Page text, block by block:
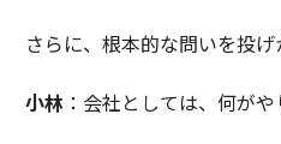
さらに、根本的な問いを投げ
小林：会社としては、何が